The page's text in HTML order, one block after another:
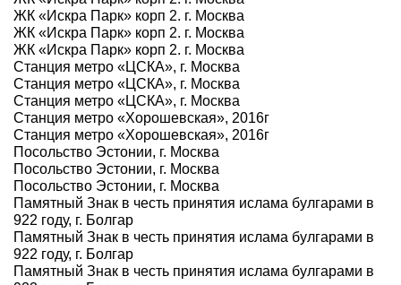
ЖК «Искра Парк» корп 2. г. Москва
ЖК «Искра Парк» корп 2. г. Москва
ЖК «Искра Парк» корп 2. г. Москва
Станция метро «ЦСКА», г. Москва
Станция метро «ЦСКА», г. Москва
Станция метро «ЦСКА», г. Москва
Станция метро «Хорошевская», 2016г
Станция метро «Хорошевская», 2016г
Посольство Эстонии, г. Москва
Посольство Эстонии, г. Москва
Посольство Эстонии, г. Москва
Памятный Знак в честь принятия ислама булгарами в
922 году, г. Болгар
Памятный Знак в честь принятия ислама булгарами в
922 году, г. Болгар
Памятный Знак в честь принятия ислама булгарами в